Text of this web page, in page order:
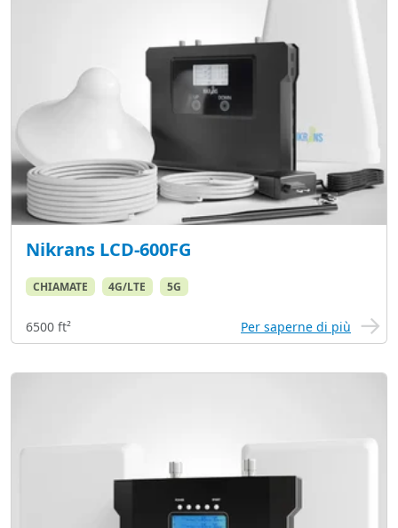
Nikrans LCD-600FG
CHIAMATE 4G/LTE 5G
6500 ft² Per saperne di più